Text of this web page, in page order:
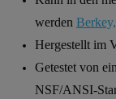
werden
Hergestellt im
Getestet von
NSF/ANSI-